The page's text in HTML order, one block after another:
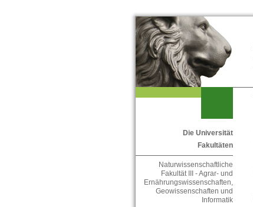
Die Universität
Fakultäten
Naturwissenschaftliche
Fakultät III - Agrar- und
Ernährungswissenschaften,
Geowissenschaften und
Informatik